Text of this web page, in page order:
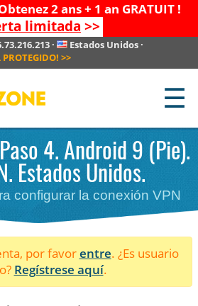
2 ans + 1 an GRATUIT !
limitada >>
· Estados Unidos ·
PROTEGIDO! >>
☰
4. Android 9 (Pie).
Estados Unidos.
configurar la conexión VPN
por favorentre. ¿Es usuario
Regístrese aquí.